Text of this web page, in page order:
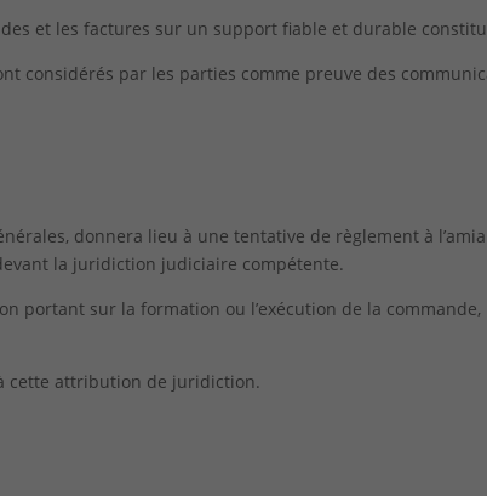
et les factures sur un support fiable et durable
considérés par les parties comme preuve des
donnera lieu à une tentative de règlement à
la juridiction judiciaire compétente.
portant sur la formation ou l’exécution de la
cette attribution de juridiction.